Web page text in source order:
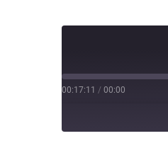
00:00
/
00:17:11